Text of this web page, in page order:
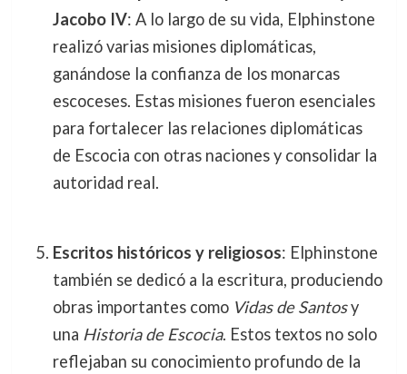
Jacobo IV: A lo largo de su vida, Elphinstone
realizó varias misiones diplomáticas,
ganándose la confianza de los monarcas
escoceses. Estas misiones fueron esenciales
para fortalecer las relaciones diplomáticas
de Escocia con otras naciones y consolidar la
autoridad real.
Escritos históricos y religiosos: Elphinstone
también se dedicó a la escritura, produciendo
obras importantes como Vidas de Santosy
una Historia de Escocia. Estos textos no solo
reflejaban su conocimiento profundo de la